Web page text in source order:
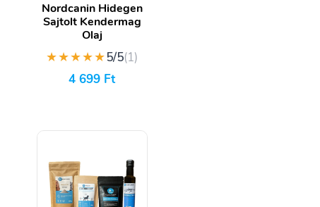
Nordcanin Hidegen
Sajtolt Kendermag
Olaj
★★★★★5/5(1)
4 699 Ft